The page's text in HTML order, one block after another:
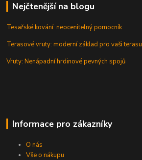
Nejčtenější na blogu
Tesařské kování: neocenitelný pomocník
Terasové vruty: moderní základ pro vaši terasu
Vruty: Nenápadní hrdinové pevných spojů
Informace pro zákazníky
O nás
Vše o nákupu